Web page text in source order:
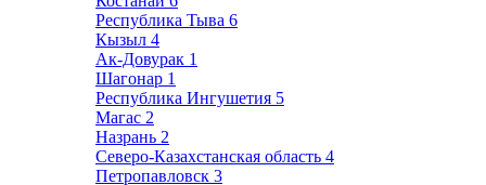
Республика Тыва 6
Кызыл 4
Ак-Довурак 1
Шагонар 1
Республика Ингушетия 5
Магас 2
Назрань 2
Северо-Казахстанская область 4
Петропавловск 3